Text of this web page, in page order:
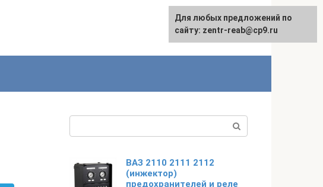
ВАЗ 2110 2111 2112
(инжектор)
предохранителей и реле
Для любых предложений по
сайту: zentr-reab@cp9.ru